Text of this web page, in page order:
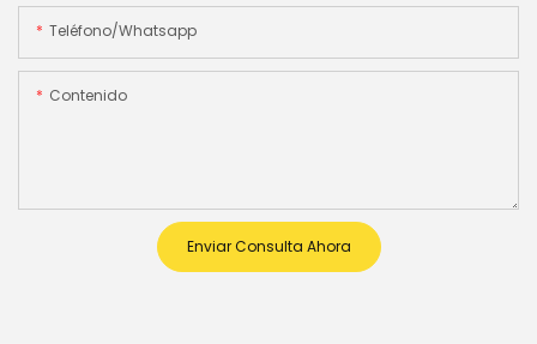
Teléfono/whatsapp
Contenido
Enviar Consulta Ahora